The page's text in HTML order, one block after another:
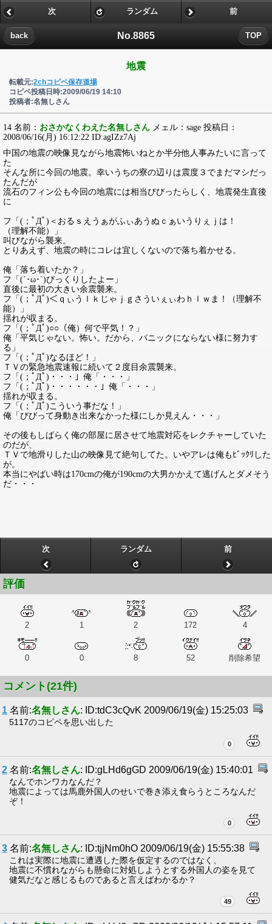
No.8865
back TOP
次 ランダム 前
地震
転載元:2chコピペ保存道場
コピペ投稿日時:2009/06/19 14:10
投稿者:名無しさん
14 名前： おさかなくわえた名無しさん メェル：sage 投稿日：
2008/06/16(月) 16:12:22 ID:agIZz7Aj
中国の地震の映像見ながら地震怖いねとか半分他人事みたいに言って
た
そんな所に今回の地震。幸いうちの寮の辺りは震度３でまだマシだっ
たんだが
流石のフィン公も今回の地震には相当びびったらしく、地震発生直後
に
フ「(；ﾟДﾟ)＜おるｓえうぁがふぃあうぬｃぁいうりぇｊは！
（理解不能）」
叫びながら襲来。
とりあえず、地震の時にコレは宜しくないので落ち着かせる。
俺「落ち着いたか？」
フ「(´･ω･`)びっくりしたよー」
直後に最初の大きい余震襲来。
フ「(；ﾟДﾟ)＜ｑぃうｌｋじゃｊｇさういぇぃわｈｌｗま！（理解不
能）」
揺れが収まる。
フ「(；ﾟДﾟ)○○（俺）何で平気！？」
俺「平気じゃない。怖い。だから、パニックにならない様に努力す
る」
フ「(；ﾟДﾟ)なるほど！」
ＴＶの緊急地震速報に続いて２度目余震襲来。
フ「(；ﾟДﾟ)・・・」俺「・・・」
フ「(；ﾟДﾟ)・・・・・・」俺「・・・」
揺れが収まる。
フ「(；ﾟДﾟ)こういう事だな！」
俺「びびって身動き出来なかった様にしか見えん・・・」
その後もしばらく俺の部屋に居させて地震対応をレクチャーしていた
のだが、
ＴＶで地滑りした山の映像見て絶句してた。いやアレは俺もﾋﾞｯｸﾘした
が。
本当にやばい時は170cmの俺が190cmの大男かかえて逃げんとダメそう
だ・・・
次 ランダム 前
評価
2 1 2 172 4
0 0 8 52 削除希望
コメント(21件)
1 名前:名無しさん: ID:tdC3cQvK 2009/06/19(金) 15:25:03
5117のコピペを思い出した
0
2 名前:名無しさん: ID:gLHd6gGD 2009/06/19(金) 15:40:01
なんでホンワカなんだ？
地震によっては馬鹿外国人のせいで巻き添え食らうところなんだ
ぞ！
0
3 名前:名無しさん: ID:tjjNm0hO 2009/06/19(金) 15:55:38
これは実際に地震に遭遇した際を仮定するのではなく、
地震に不慣れながらも懸命に対処しようとする外国人の姿を見て
健気だなと感じるものであると言えばわかるか？
49